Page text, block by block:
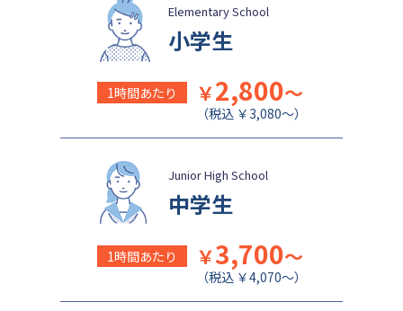
成城学園中学校 日本大学豊山中学校
Elementary School
小学生
1時間あたり ￥2,800～
（税込 ￥3,080～）
Junior High School
中学生
1時間あたり ￥3,700～
（税込 ￥4,070～）